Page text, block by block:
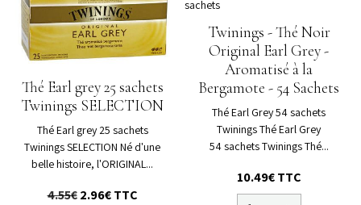
Thé Earl grey 25 sachets
Twinings SELECTION
Thé Earl grey 25 sachets
Twinings SELECTION Né d'une
belle histoire, l'ORIGINAL...
4.55€ 2.96€TTC
Twinings - Thé Noir
Original Earl Grey -
Aromatisé à la
Bergamote - 54 Sachets
Thé Earl Grey 54 sachets
Twinings Thé Earl Grey
54 sachets Twinings Thé...
10.49€TTC